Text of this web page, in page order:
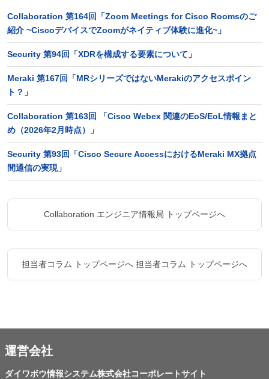
Collaboration 第164回「Zoom Meetings for Cisco Roomsのご
紹介 ~CiscoデバイスでZoomがネイティブ体験に進化~」
Security 第94回「XDRを構成する要素について」
Meraki 第167回「MRシリーズではないMerakiのアクセスポイン
ト？」
Collaboration 第163回 「Cisco Webex 関連のEoS/EoL情報まと
め（2026年2月時点）」
Security 第93回「Cisco Secure AccessにおけるMeraki MX拠点
間通信の実現」
Collaboration エンジニア情報局 トップページへ
担当者コラム トップページへ 担当者コラム トップページへ
運営会社
ダイワボウ情報システム株式会社コーポレートサイト